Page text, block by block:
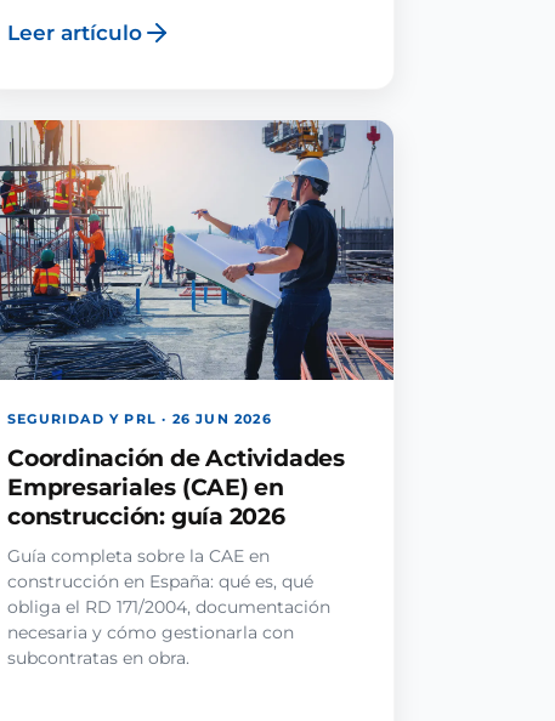
Leer artículo
SEGURIDAD Y PRL · 26 JUN 2026
Coordinación de Actividades
Empresariales (CAE) en
construcción: guía 2026
Guía completa sobre la CAE en
construcción en España: qué es, qué
obliga el RD 171/2004, documentación
necesaria y cómo gestionarla con
subcontratas en obra.